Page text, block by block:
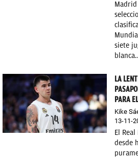
siete
LA
PARA
Kike
13-11-
El
desde